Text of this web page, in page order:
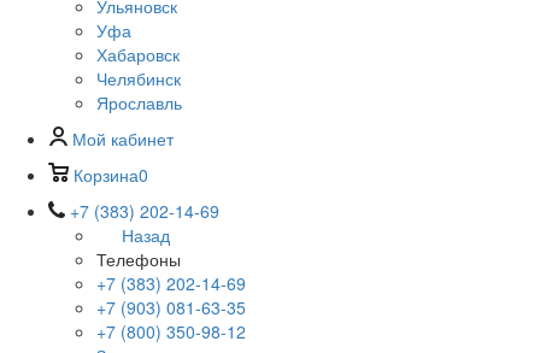
Ульяновск
Уфа
Хабаровск
Челябинск
Ярославль
Мой кабинет
Корзина0
+7 (383) 202-14-69
Назад
Телефоны
+7 (383) 202-14-69
+7 (903) 081-63-35
+7 (800) 350-98-12